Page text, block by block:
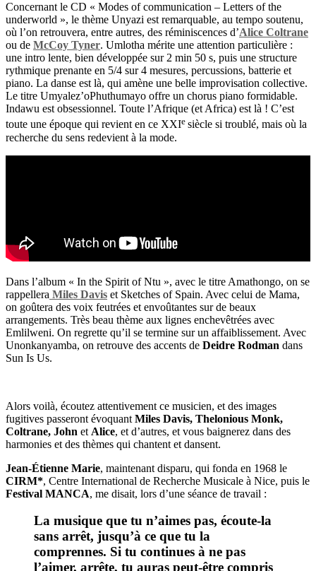
Concernant le CD « Modes of communication – Letters of the
underworld », le thème Unyazi est remarquable, au tempo soutenu,
où l’on retrouvera, entre autres, des réminiscences d’Alice Coltrane
ou de McCoy Tyner. Umlotha mérite une attention particulière :
une intro lente, bien développée sur 2 min 50 s, puis une structure
rythmique prenante en 5/4 sur 4 mesures, percussions, batterie et
piano. La danse est là, qui amène une belle improvisation collective.
Le titre Umyalez’oPhuthumayo offre un chorus piano formidable.
Indawu est obsessionnel. Toute l’Afrique (et Africa) est là ! C’est
toute une époque qui revient en ce XXIe siècle si troublé, mais où la
recherche du sens redevient à la mode.
Dans l’album « In the Spirit of Ntu », avec le titre Amathongo, on se
rappellera Miles Davis et Sketches of Spain. Avec celui de Mama,
on goûtera des voix feutrées et envoûtantes sur de beaux
arrangements. Très beau thème aux lignes enchevêtrées avec
Emlilweni. On regrette qu’il se termine sur un affaiblissement. Avec
Unonkanyamba, on retrouve des accents de Deidre Rodman dans
Sun Is Us.
Alors voilà, écoutez attentivement ce musicien, et des images
fugitives passeront évoquant Miles Davis, Thelonious Monk,
Coltrane, John et Alice, et d’autres, et vous baignerez dans des
harmonies et des thèmes qui chantent et dansent.
Jean-Étienne Marie, maintenant disparu, qui fonda en 1968 le
CIRM*, Centre International de Recherche Musicale à Nice, puis le
Festival MANCA, me disait, lors d’une séance de travail :
La musique que tu n’aimes pas, écoute-la
sans arrêt, jusqu’à ce que tu la
comprennes. Si tu continues à ne pas
l’aimer, arrête, tu auras peut-être compris